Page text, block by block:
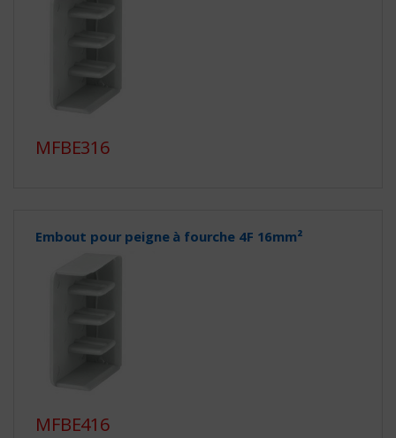
MFBE316
Embout pour peigne à fourche 4F 16mm²
MFBE416